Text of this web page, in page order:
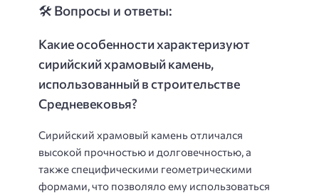
🛠️ Вопросы и ответы:
Какие особенности характеризуют
сирийский храмовый камень,
использованный в строительстве
Средневековья?
Сирийский храмовый камень отличался
высокой прочностью и долговечностью, а
также специфическими геометрическими
формами, что позволяло ему использоваться